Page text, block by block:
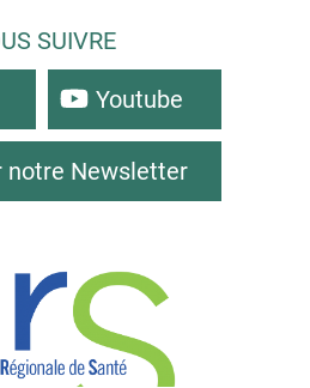
SUIVRE
Youtube
notre Newsletter